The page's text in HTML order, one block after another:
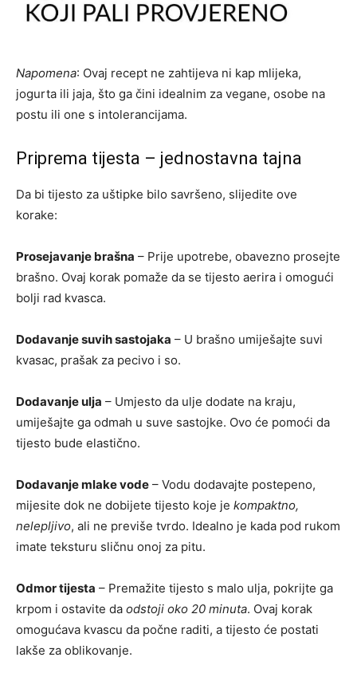
Napomena: Ovaj recept ne zahtijeva ni kap mlijeka,
jogurta ili jaja, što ga čini idealnim za vegane, osobe na
postu ili one s intolerancijama.
Priprema tijesta – jednostavna tajna
Da bi tijesto za uštipke bilo savršeno, slijedite ove
korake:
Prosejavanje brašna – Prije upotrebe, obavezno prosejte
brašno. Ovaj korak pomaže da se tijesto aerira i omogući
bolji rad kvasca.
Dodavanje suvih sastojaka – U brašno umiješajte suvi
kvasac, prašak za pecivo i so.
Dodavanje ulja – Umjesto da ulje dodate na kraju,
umiješajte ga odmah u suve sastojke. Ovo će pomoći da
tijesto bude elastično.
Dodavanje mlake vode – Vodu dodavajte postepeno,
mijesite dok ne dobijete tijesto koje je kompaktno,
nelepljivo, ali ne previše tvrdo. Idealno je kada pod rukom
imate teksturu sličnu onoj za pitu.
Odmor tijesta – Premažite tijesto s malo ulja, pokrijte ga
krpom i ostavite da odstoji oko 20 minuta. Ovaj korak
omogućava kvascu da počne raditi, a tijesto će postati
lakše za oblikovanje.